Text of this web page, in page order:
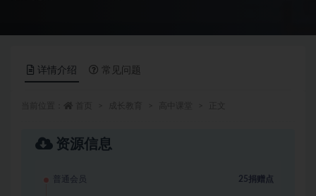
详情介绍 常见问题
资源信息
普通会员 25捐赠点